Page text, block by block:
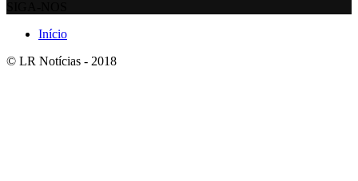
Início
© LR Notícias - 2018